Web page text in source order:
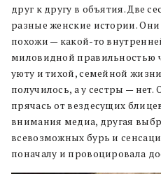
друг к другу в объятия. Две
разные женские истории.
похожи — какой-то
миловидной правильностью
уюту и тихой, семейной
получилось, а у сестры —
прячась от вездесущих
внимания медиа, другая
всевозможных бурь и
поначалу и провоцировала